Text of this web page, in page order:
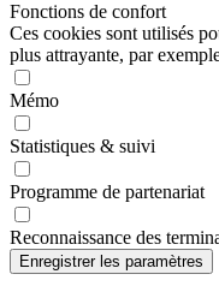
Fonctions de confort
Ces cookies sont utilisés
plus attrayante, par
Mémo
Statistiques & suivi
Programme de partenariat
Reconnaissance des